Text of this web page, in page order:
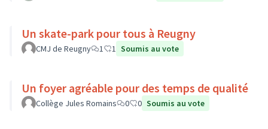
Un skate-park pour tous à Reugny
CMJ de Reugny 1 1 Soumis au vote
Un foyer agréable pour des temps de qualité
Collège Jules Romains 0 0 Soumis au vote